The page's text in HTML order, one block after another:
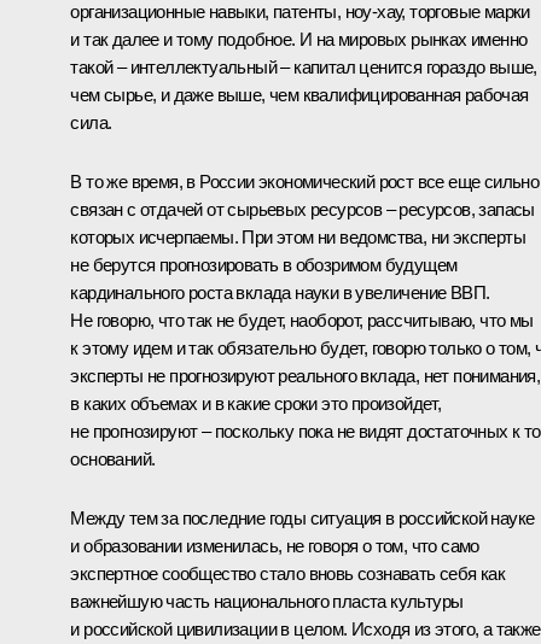
организационные навыки, патенты, ноу-хау, торговые марки
и так далее и тому подобное. И на мировых рынках именно
такой – интеллектуальный – капитал ценится гораздо выше,
чем сырье, и даже выше, чем квалифицированная рабочая
сила.
В то же время, в России экономический рост все еще сильно
связан с отдачей от сырьевых ресурсов – ресурсов, запасы
которых исчерпаемы. При этом ни ведомства, ни эксперты
не берутся прогнозировать в обозримом будущем
кардинального роста вклада науки в увеличение ВВП.
Не говорю, что так не будет, наоборот, рассчитываю, что мы
к этому идем и так обязательно будет, говорю только о том,
эксперты не прогнозируют реального вклада, нет понимания,
в каких объемах и в какие сроки это произойдет,
не прогнозируют – поскольку пока не видят достаточных к
оснований.
Между тем за последние годы ситуация в российской науке
и образовании изменилась, не говоря о том, что само
экспертное сообщество стало вновь сознавать себя как
важнейшую часть национального пласта культуры
и российской цивилизации в целом. Исходя из этого, а также